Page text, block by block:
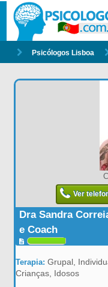
Psicólogos Lisboa
Ver
Dra Sandra
e Coach
Terapia: Grupal,
Crianças, Idosos